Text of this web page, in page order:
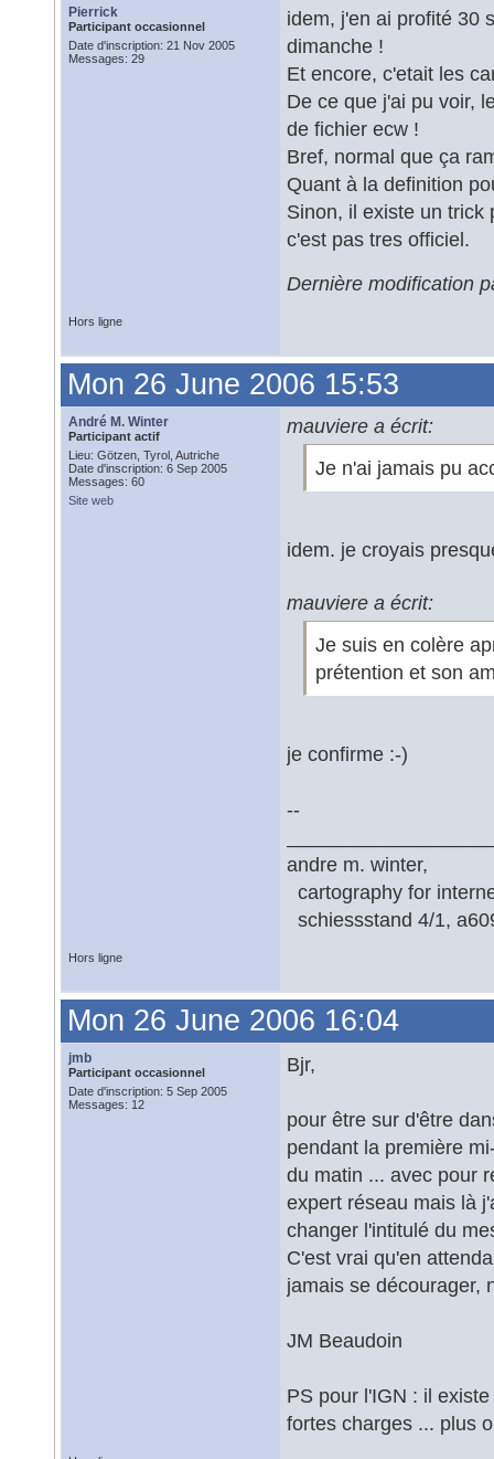
Pierrick
Participant occasionnel
Date d'inscription: 21 Nov 2005
Messages: 29
idem, j'en ai profité 30
dimanche !
Et encore, c'etait les
De ce que j'ai pu voir,
de fichier ecw !
Bref, normal que ça
Quant à la definition
Sinon, il existe un trick
c'est pas tres officiel.
Dernière modification
Hors ligne
Mon 26 June 2006 15:53
André M. Winter
Participant actif
Lieu: Götzen, Tyrol, Autriche
Date d'inscription: 6 Sep 2005
Messages: 60
Site web
mauviere a écrit:
Je n'ai jamais pu
idem. je croyais
mauviere a écrit:
Je suis en colère
prétention et son
je confirme :-)
--
andre m. winter,
cartography for
schiessstand 4/1,
Hors ligne
Mon 26 June 2006 16:04
jmb
Participant occasionnel
Date d'inscription: 5 Sep 2005
Messages: 12
Bjr,
pour être sur d'être
pendant la première
du matin ... avec pour
expert réseau mais là
changer l'intitulé du
C'est vrai qu'en
jamais se décourager,
JM Beaudoin
PS pour l'IGN : il
fortes charges ... plus